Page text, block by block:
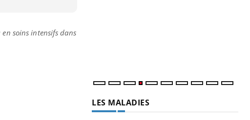
soins intensifs dans
LES MALADIES